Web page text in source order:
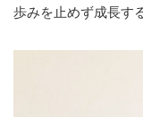
歩みを止めず成長す